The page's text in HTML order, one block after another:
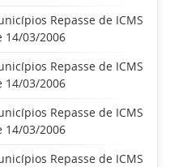
Repasse de ICMS
14/03/2006
Repasse de ICMS
14/03/2006
Repasse de ICMS
14/03/2006
Repasse de ICMS